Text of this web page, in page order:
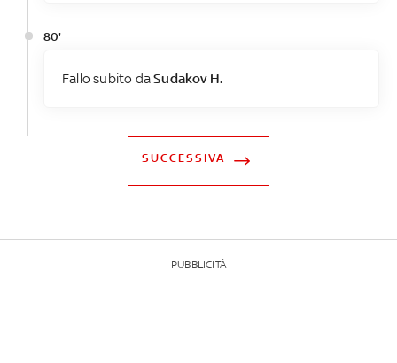
80'
Fallo subito daSudakov H.
SUCCESSIVA
PUBBLICITÀ